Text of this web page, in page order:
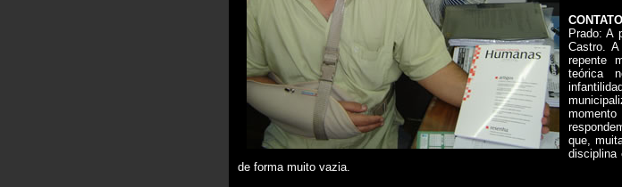
Prado: A
Castro.
repente
teórica
que,
disciplina
de forma muito vazia.